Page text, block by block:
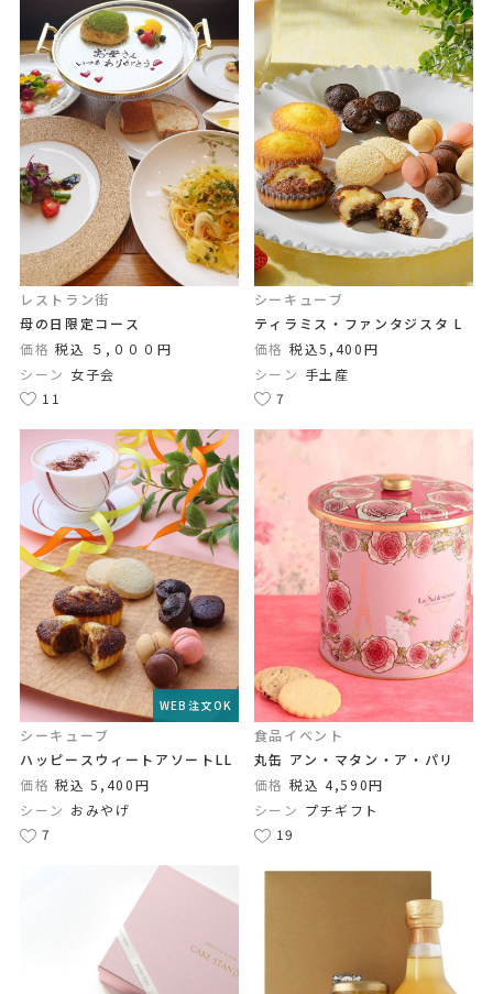
レストラン街
母の日限定コース
価格 税込 ５,０００円
シーン 女子会
11
シーキューブ
ティラミス・ファンタジスタ L
価格 税込5,400円
シーン 手土産
7
WEB注文OK
シーキューブ
ハッピースウィートアソートLL
価格 税込 5,400円
シーン おみやげ
7
食品イベント
丸缶 アン・マタン・ア・パリ
価格 税込 4,590円
シーン プチギフト
19